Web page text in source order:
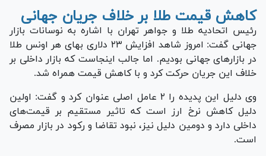
کاهش قیمت طلا بر خلاف جریان جهانی
رئیس اتحادیه طلا و جواهر تهران با اشاره به نوسانات بازار
جهانی گفت: امروز شاهد افزایش ۲۳ دلاری بهای هر اونس طلا
در بازار‌های جهانی بودیم. اما جالب اینجاست که بازار داخلی بر
خلاف این جریان حرکت کرد و با کاهش قیمت همراه شد.
وی دلیل این پدیده را ۲ عامل اصلی عنوان کرد و گفت: اولین
دلیل کاهش نرخ ارز است که تاثیر مستقیم بر قیمت‌های
داخلی دارد و دومین دلیل نیز، نبود تقاضا و رکود در بازار مصرف
است.